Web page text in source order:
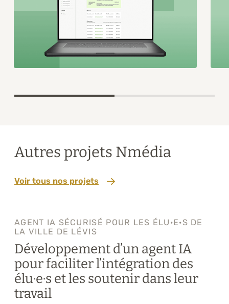
Autres projets Nmédia
Voir tous nos projets
AGENT IA SÉCURISÉ POUR LES ÉLU·E·S DE
LA VILLE DE LÉVIS
Développement d’un agent IA
pour faciliter l’intégration des
élu·e·s et les soutenir dans leur
travail